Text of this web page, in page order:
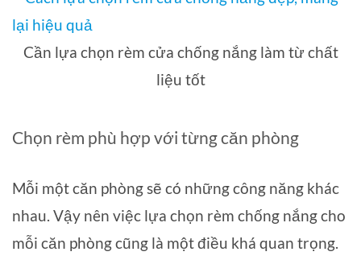
Cần lựa chọn rèm cửa chống nắng làm từ chất
liệu tốt
Chọn rèm phù hợp với từng căn phòng
Mỗi một căn phòng sẽ có những công năng khác
nhau. Vậy nên việc lựa chọn rèm chống nắng cho
mỗi căn phòng cũng là một điều khá quan trọng.